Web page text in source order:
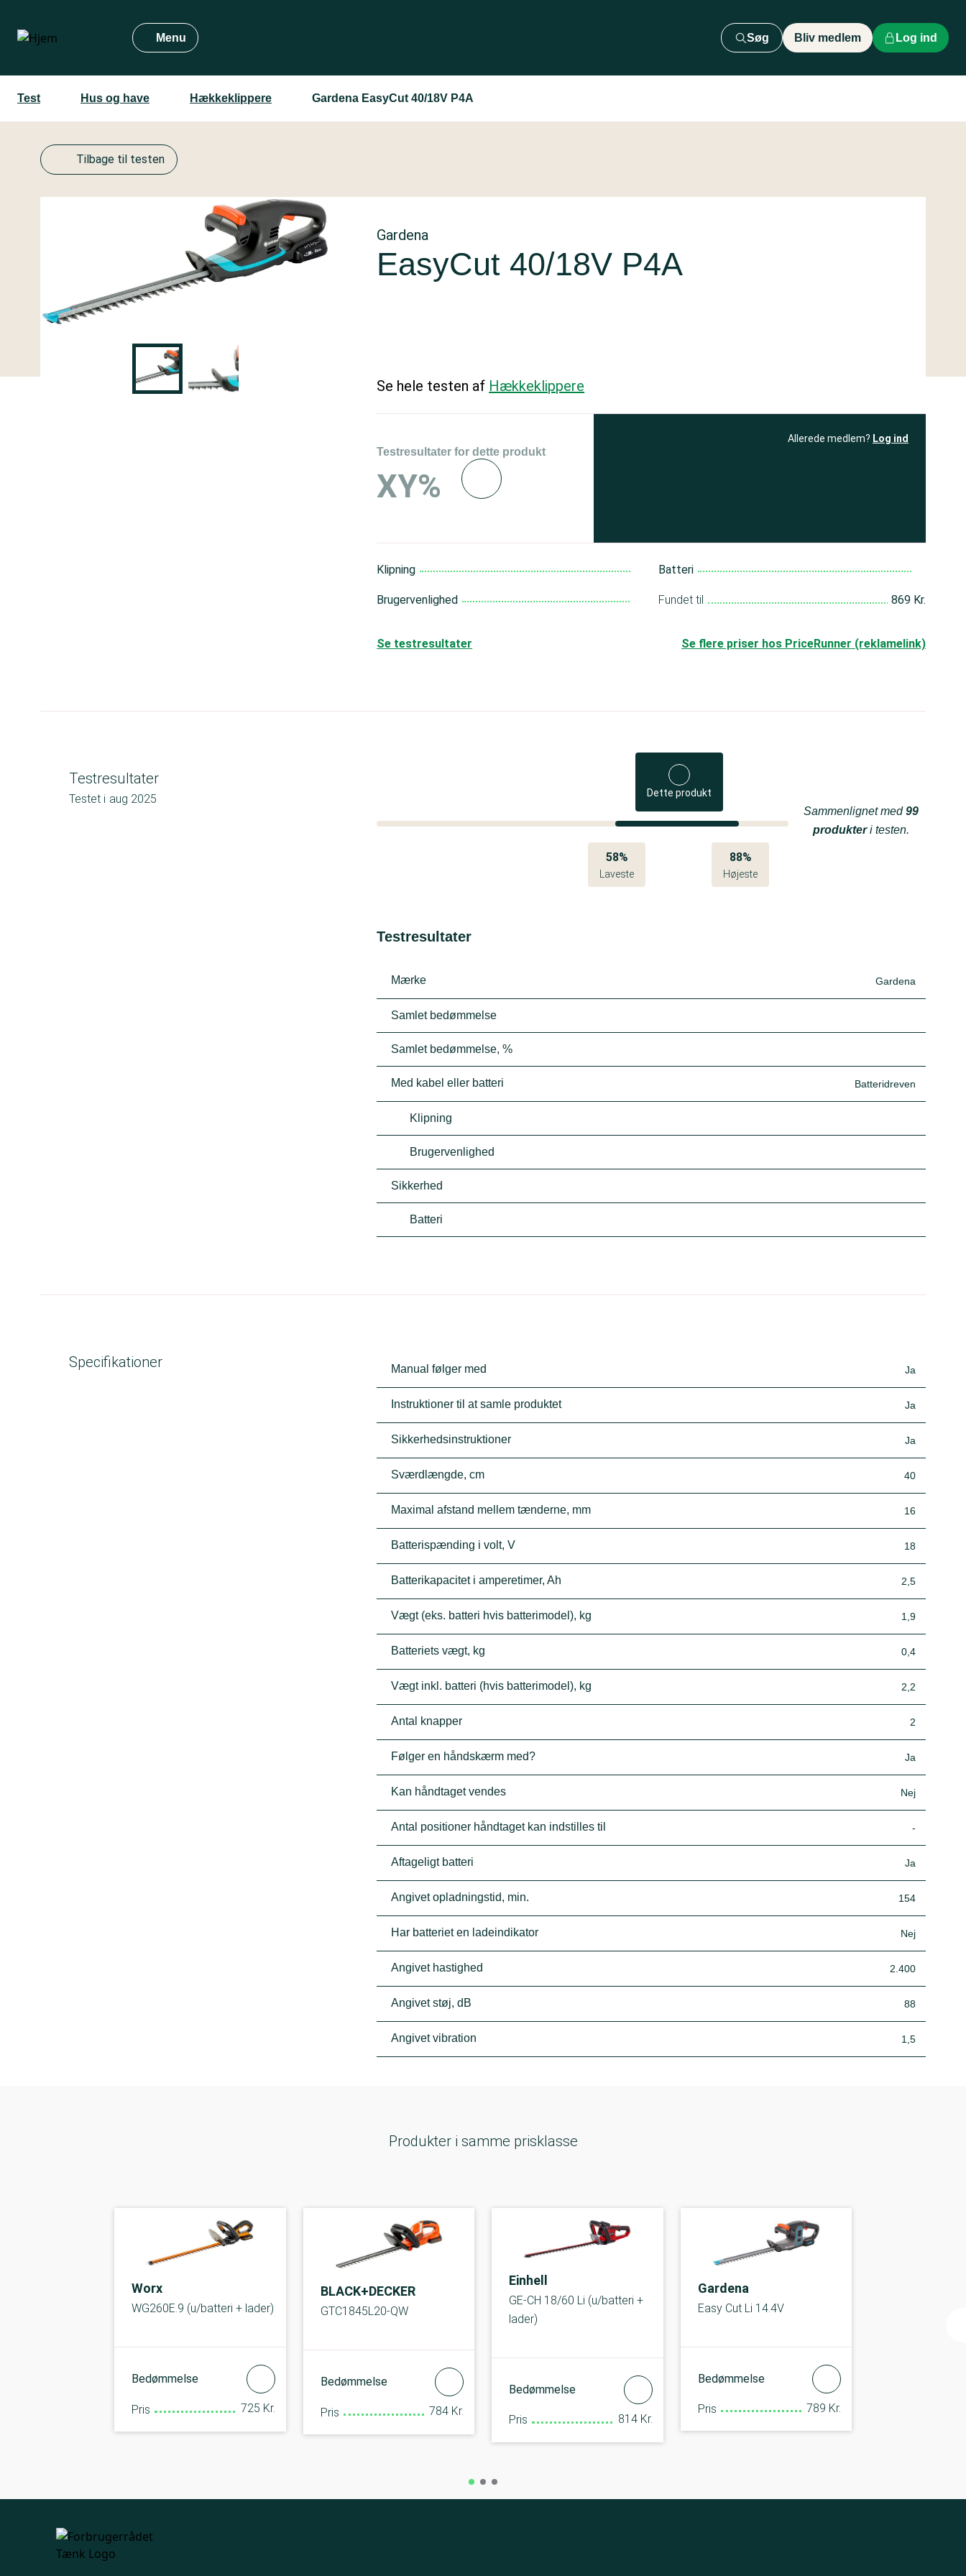
hovedindhold
Menu Søg Bliv medlem Log ind
Test Hus og have Hækkeklippere Gardena EasyCut 40/18V P4A
Tilbage til testen
Gardena
EasyCut 40/18V P4A
Se hele testen af Hækkeklippere
Testresultater for dette produkt
XY%
Allerede medlem? Log ind
Klipning
Brugervenlighed
Batteri
Fundet til 869 Kr.
Se flere priser hos PriceRunner (reklamelink)
Se testresultater
Testresultater
Testet i aug 2025 Dette produkt
58%
Laveste
88%
Højeste
Sammenlignet med99
produkteri testen.
Testresultater
Mærke Gardena
Samlet bedømmelse
Samlet bedømmelse, %
Med kabel eller batteri Batteridreven
Klipning
Brugervenlighed
Sikkerhed
Batteri
Specifikationer Manual følger med Ja
Instruktioner til at samle produktet Ja
Sikkerhedsinstruktioner Ja
Sværdlængde, cm 40
Maximal afstand mellem tænderne, mm 16
Batterispænding i volt, V 18
Batterikapacitet i amperetimer, Ah 2,5
Vægt (eks. batteri hvis batterimodel), kg 1,9
Batteriets vægt, kg 0,4
Vægt inkl. batteri (hvis batterimodel), kg 2,2
Antal knapper 2
Følger en håndskærm med? Ja
Kan håndtaget vendes Nej
Antal positioner håndtaget kan indstilles til -
Aftageligt batteri Ja
Angivet opladningstid, min. 154
Har batteriet en ladeindikator Nej
Angivet hastighed 2.400
Angivet støj, dB 88
Angivet vibration 1,5
Produkter i samme prisklasse
Worx
WG260E.9 (u/batteri + lader)
Bedømmelse
Pris 725 Kr.
BLACK+DECKER
GTC1845L20-QW
Bedømmelse
Pris 784 Kr.
Einhell
GE-CH 18/60 Li (u/batteri +
lader)
Bedømmelse
Pris 814 Kr.
Gardena
Easy Cut Li 14.4V
Bedømmelse
Pris 789 Kr.